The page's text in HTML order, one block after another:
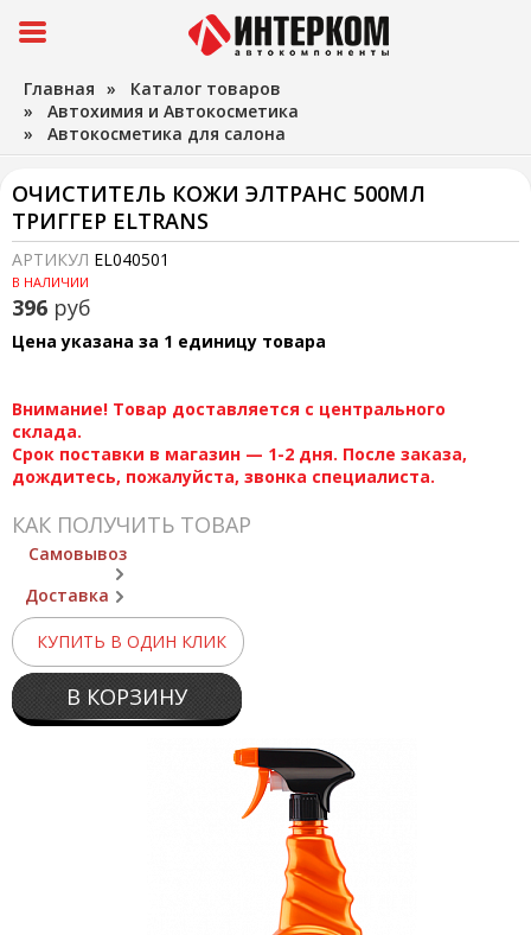
Главная » Каталог товаров
» Автохимия и Автокосметика
» Автокосметика для салона
ОЧИСТИТЕЛЬ КОЖИ ЭЛТРАНС 500МЛ
ТРИГГЕР ELTRANS
АРТИКУЛ EL040501
В НАЛИЧИИ
396 руб
Цена указана за 1 единицу товара
Внимание! Товар доставляется с центрального
склада.
Срок поставки в магазин — 1-2 дня. После заказа,
дождитесь, пожалуйста, звонка специалиста.
КАК ПОЛУЧИТЬ ТОВАР
Самовывоз
Доставка
КУПИТЬ В ОДИН КЛИК
В КОРЗИНУ